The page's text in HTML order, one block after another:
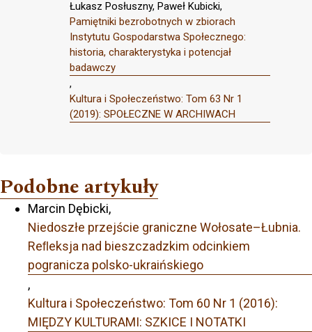
Łukasz Posłuszny, Paweł Kubicki,
Pamiętniki bezrobotnych w zbiorach
Instytutu Gospodarstwa Społecznego:
historia, charakterystyka i potencjał
badawczy
,
Kultura i Społeczeństwo: Tom 63 Nr 1
(2019): SPOŁECZNE W ARCHIWACH
Podobne artykuły
Marcin Dębicki,
Niedoszłe przejście graniczne Wołosate–Łubnia.
Reﬂeksja nad bieszczadzkim odcinkiem
pogranicza polsko-ukraińskiego
,
Kultura i Społeczeństwo: Tom 60 Nr 1 (2016):
MIĘDZY KULTURAMI: SZKICE I NOTATKI